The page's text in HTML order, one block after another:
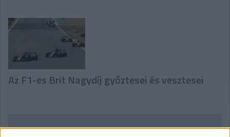
Az F1-es Brit Nagydíj győztesei és vesztesei